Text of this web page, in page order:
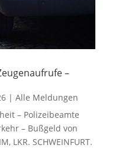
–
| Alle Meldungen
– Polizeibeamte
– Bußgeld von
LKR. SCHWEINFURT.